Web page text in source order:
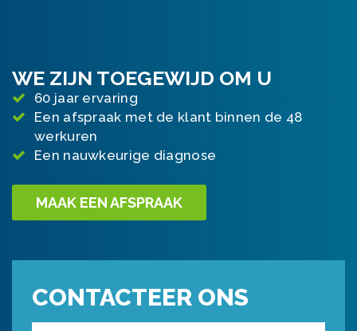
WE ZIJN TOEGEWIJD OM U
60 jaar ervaring
Een afspraak met de klant binnen de 48
werkuren
Een nauwkeurige diagnose
MAAK EEN AFSPRAAK
CONTACTEER ONS